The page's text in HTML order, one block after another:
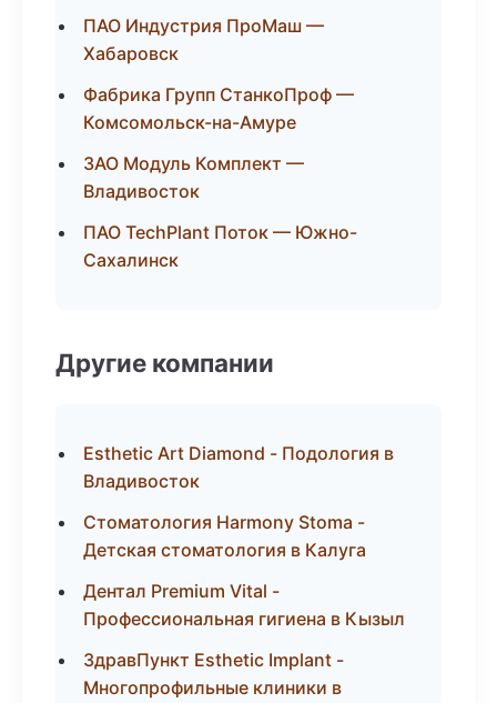
ПАО Индустрия ПроМаш —
Хабаровск
Фабрика Групп СтанкоПроф —
Комсомольск-на-Амуре
ЗАО Модуль Комплект —
Владивосток
ПАО TechPlant Поток — Южно-
Сахалинск
Другие компании
Esthetic Art Diamond - Подология в
Владивосток
Стоматология Harmony Stoma -
Детская стоматология в Калуга
Дентал Premium Vital -
Профессиональная гигиена в Кызыл
ЗдравПункт Esthetic Implant -
Многопрофильные клиники в